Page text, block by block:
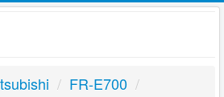
/ FR-E700 /